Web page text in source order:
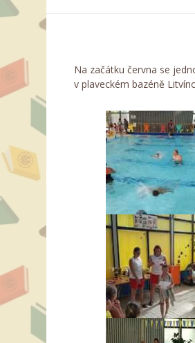
Na začátku června se
v plaveckém bazéně